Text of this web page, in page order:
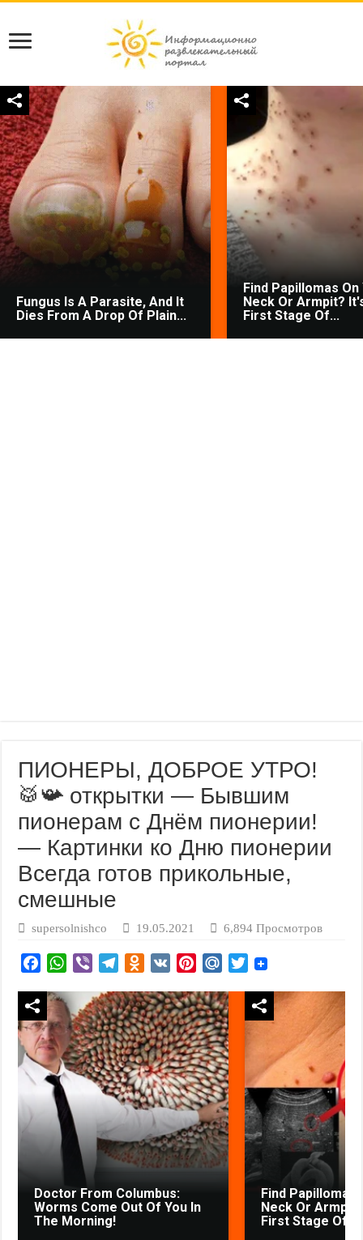
Fungus Is A Parasite, And It
Dies From A Drop Of Plain...
Find Papillomas On
Neck Or Armpit?
First Stage Of...
ПИОНЕРЫ, ДОБРОЕ УТРО!
🥁📯 открытки — Бывшим
пионерам с Днём пионерии!
— Картинки ко Дню пионерии
Всегда готов прикольные,
смешные
supersolnishco 19.05.2021 6,894 Просмотров
e
b
o
o
k
W
a
t
s
A
p
p
V
b
e
r
l
e
g
r
a
m
O
n
o
k
l
a
s
s
n
i
i
V
n
t
e
r
e
s
t
M
i
l
.
R
u
T
t
r
Doctor From Columbus:
Worms Come Out Of You In
The Morning!
Find Papillomas
Neck Or
First Stage Of...